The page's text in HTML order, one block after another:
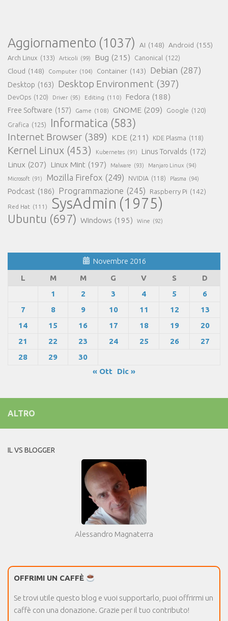
Aggiornamento (1037) AI (148) Android (155)
Arch Linux (133) Articoli (99) Bug (215) Canonical (122)
Cloud (148) Computer (104) Container (143) Debian (287)
Desktop (163) Desktop Environment (397)
DevOps (120) Driver (95) Editing (110) Fedora (188)
Free Software (157) Game (108) GNOME (209) Google (120)
Grafica (125) Informatica (583)
Internet Browser (389) KDE (211) KDE Plasma (118)
Kernel Linux (453) Kubernetes (91) Linus Torvalds (172)
Linux (207) Linux Mint (197) Malware (93) Manjaro Linux (94)
Microsoft (91) Mozilla Firefox (249) NVIDIA (118) Plasma (94)
Podcast (186) Programmazione (245) Raspberry Pi (142)
Red Hat (111) SysAdmin (1975)
Ubuntu (697) Windows (195) Wine (92)
Novembre 2016
L
M M G V S
D
1
2 3 4 5
6
7
8 9 10 11 12
13
14
15 16 17 18 19
20
21
22 23 24 25 26
27
28
29
30
« Ott
Dic »
ALTRO
IL VS BLOGGER
Alessandro Magnaterra
OFFRIMI UN CAFFÈ
Se trovi utile questo blog e vuoi supportarlo, puoi offrirmi un
caffè con una donazione. Grazie per il tuo contributo!